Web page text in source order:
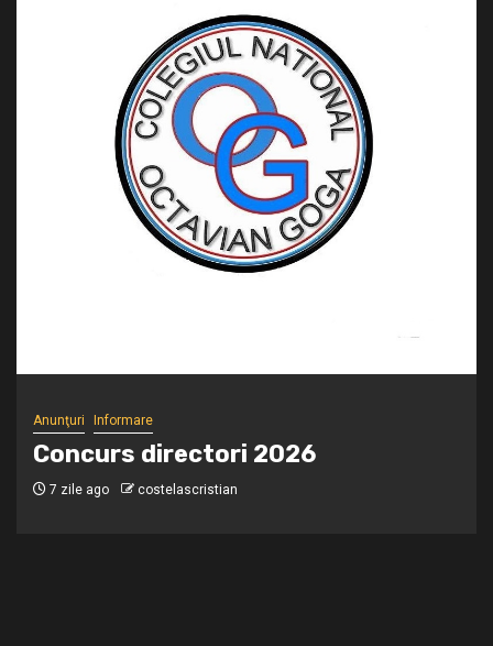
COLEGIUL NAȚIONAL OCTAVIAN
GOGA MARGHITA vă invită să vă
înscrieți la Conferința „Inimi